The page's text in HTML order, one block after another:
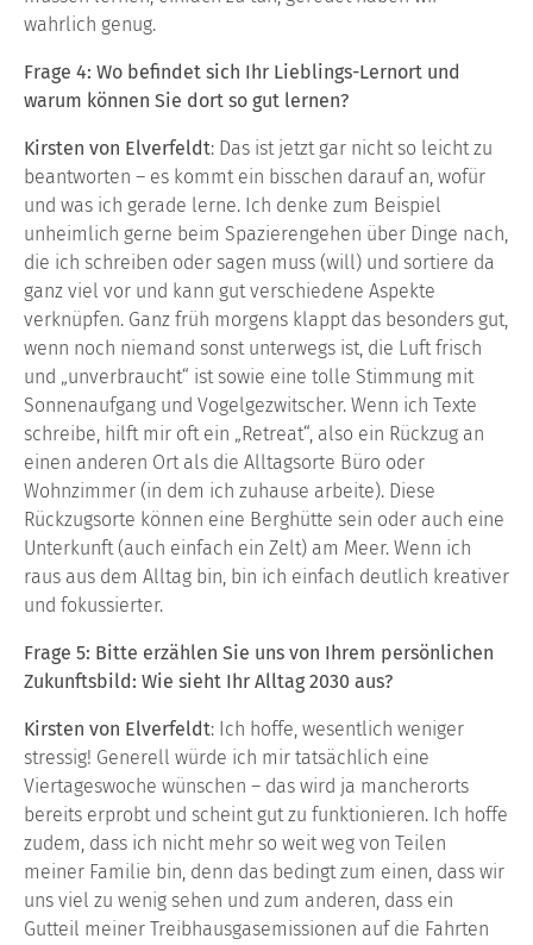
wahrlich genug.
Frage 4: Wo befindet sich Ihr Lieblings-Lernort und
warum können Sie dort so gut lernen?
Kirsten von Elverfeldt: Das ist jetzt gar nicht so leicht zu
beantworten – es kommt ein bisschen darauf an, wofür
und was ich gerade lerne. Ich denke zum Beispiel
unheimlich gerne beim Spazierengehen über Dinge nach,
die ich schreiben oder sagen muss (will) und sortiere da
ganz viel vor und kann gut verschiedene Aspekte
verknüpfen. Ganz früh morgens klappt das besonders gut,
wenn noch niemand sonst unterwegs ist, die Luft frisch
und „unverbraucht“ ist sowie eine tolle Stimmung mit
Sonnenaufgang und Vogelgezwitscher. Wenn ich Texte
schreibe, hilft mir oft ein „Retreat“, also ein Rückzug an
einen anderen Ort als die Alltagsorte Büro oder
Wohnzimmer (in dem ich zuhause arbeite). Diese
Rückzugsorte können eine Berghütte sein oder auch eine
Unterkunft (auch einfach ein Zelt) am Meer. Wenn ich
raus aus dem Alltag bin, bin ich einfach deutlich kreativer
und fokussierter.
Frage 5: Bitte erzählen Sie uns von Ihrem persönlichen
Zukunftsbild: Wie sieht Ihr Alltag 2030 aus?
Kirsten von Elverfeldt: Ich hoffe, wesentlich weniger
stressig! Generell würde ich mir tatsächlich eine
Viertageswoche wünschen – das wird ja mancherorts
bereits erprobt und scheint gut zu funktionieren. Ich hoffe
zudem, dass ich nicht mehr so weit weg von Teilen
meiner Familie bin, denn das bedingt zum einen, dass wir
uns viel zu wenig sehen und zum anderen, dass ein
Gutteil meiner Treibhausgasemissionen auf die Fahrten